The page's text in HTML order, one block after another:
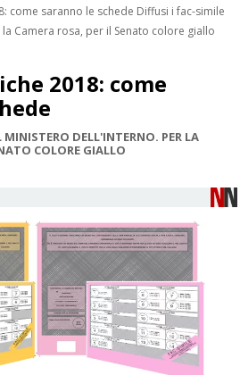
come saranno le schede Diffusi i fac-simile
Camera rosa, per il Senato colore giallo
2018: come
DELL'INTERNO. PER LA
COLORE GIALLO